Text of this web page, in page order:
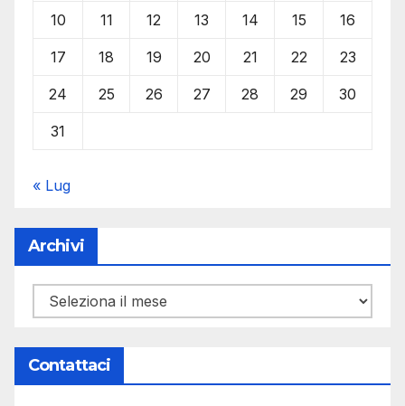
10 11 12 13 14 15 16
17 18 19 20 21 22 23
24 25 26 27 28 29 30
31
« Lug
Archivi
Archivi
Contattaci